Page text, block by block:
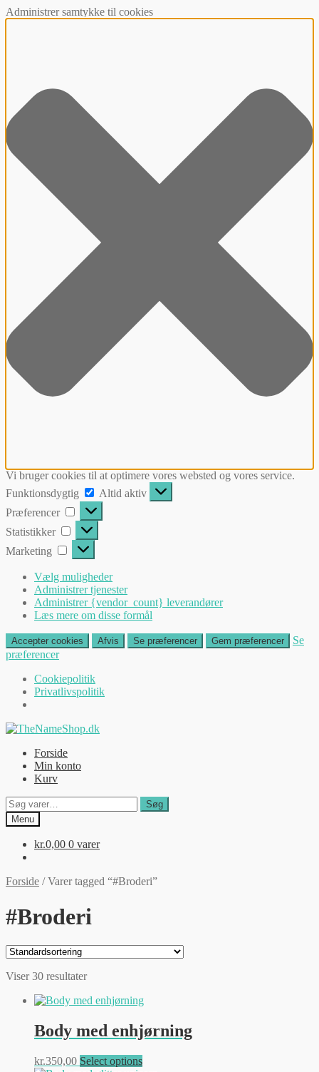
Administrer samtykke til cookies
Vi bruger cookies til at optimere vores websted og vores service.
Funktionsdygtig
Funktionsdygtig
Altid aktiv
Præferencer
Præferencer
Statistikker Statistikker
Marketing Marketing
Vælg muligheder
Administrer tjenester
Administrer {vendor_count} leverandører
Læs mere om disse formål
Accepter cookies Afvis Se præferencer Gem præferencer
Se
præferencer
Cookiepolitik
Privatlivspolitik
Spring
navigation
Spring
indholdForside
Min konto
Kurv
Søg
efter:
Søg
Menu
kr.0,00 0 varer
Forside /Varer tagged “#Broderi”
#Broderi
Viser 30 resultater
Body med enhjørning
kr.350,00 Select optionsDette